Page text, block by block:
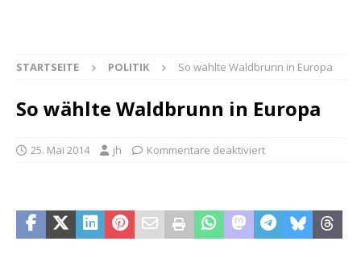
STARTSEITE POLITIK So wählte Waldbrunn in Europa
So wählte Waldbrunn in Europa
25. Mai 2014 jh Kommentare deaktiviert